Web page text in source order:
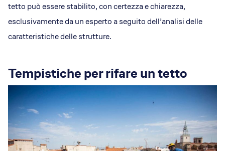
tetto può essere stabilito, con certezza e chiarezza,
esclusivamente da un esperto a seguito dell’analisi delle
caratteristiche delle strutture.
Tempistiche per rifare un tetto